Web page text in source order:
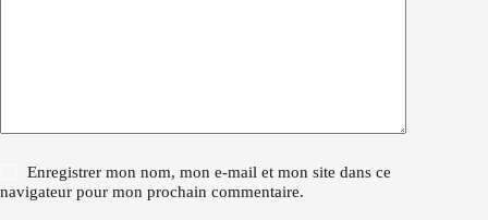
Enregistrer mon nom, mon e-mail et mon site dans ce
navigateur pour mon prochain commentaire.